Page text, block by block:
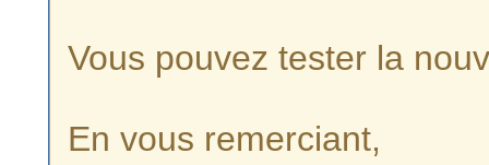
Vous pouvez tester la
En vous remerciant,